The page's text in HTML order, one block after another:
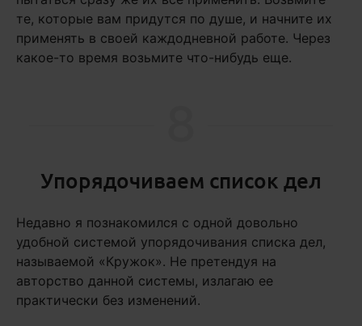
те, которые вам придутся по душе, и начните их
применять в своей каждодневной работе. Через
какое-то время возьмите что-нибудь еще.
Упорядочиваем список дел
Недавно я познакомился с одной довольно
удобной системой упорядочивания списка дел,
называемой «Кружок». Не претендуя на
авторство данной системы, излагаю ее
практически без изменений.